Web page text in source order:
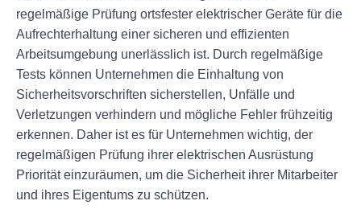
regelmäßige Prüfung ortsfester elektrischer Geräte für die
Aufrechterhaltung einer sicheren und effizienten
Arbeitsumgebung unerlässlich ist. Durch regelmäßige
Tests können Unternehmen die Einhaltung von
Sicherheitsvorschriften sicherstellen, Unfälle und
Verletzungen verhindern und mögliche Fehler frühzeitig
erkennen. Daher ist es für Unternehmen wichtig, der
regelmäßigen Prüfung ihrer elektrischen Ausrüstung
Priorität einzuräumen, um die Sicherheit ihrer Mitarbeiter
und ihres Eigentums zu schützen.